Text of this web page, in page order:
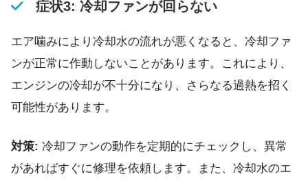
症状3: 冷却ファンが回らない
エア噛みにより冷却水の流れが悪くなると、冷却ファ
ンが正常に作動しないことがあります。これにより、
エンジンの冷却が不十分になり、さらなる過熱を招く
可能性があります。
対策: 冷却ファンの動作を定期的にチェックし、異常
があればすぐに修理を依頼します。また、冷却水のエ